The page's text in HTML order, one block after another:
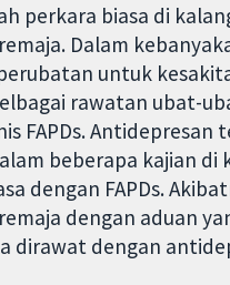
perkara biasa di
Dalam
untuk
rawatan ubat-
FAPDs. Antidepresan
beberapa kajian di
dengan FAPDs.
dengan aduan
dirawat dengan